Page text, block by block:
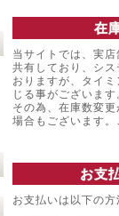
在
当サイトでは、実
共有しており、シ
おりますが、タイ
じる事がございます
その為、在庫数変
場合もございます
お支
お支払いは以下の